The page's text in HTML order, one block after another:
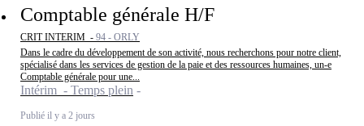
Comptable générale H/F
CRIT INTERIM - 94 - ORLY
Dans le cadre du développement de son activité, nous recherchons pour notre client,
spécialisé dans les services de gestion de la paie et des ressources humaines, un-e
Comptable générale pour une...
Intérim - Temps plein
Publié il y a 2 jours